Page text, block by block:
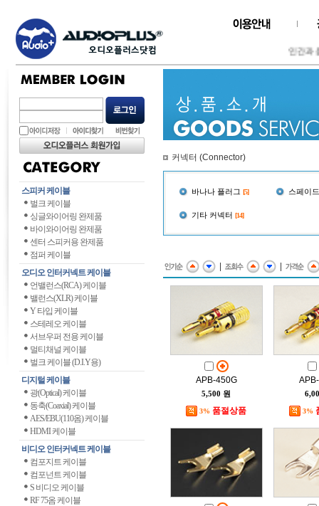
인간과
스피커 케이블
벌크 케이블
싱글와이어링 완제품
바이와이어링 완제품
센터 스피커용 완제품
점퍼 케이블
오디오 인터커넥트 케이블
언밸런스(RCA) 케이블
밸런스(XLR) 케이블
Y 타입 케이블
스테레오 케이블
서브우퍼 전용 케이블
멀티채널 케이블
벌크 케이블 (D.I.Y용)
디지털 케이블
광(Optical) 케이블
동축(Coaxial) 케이블
AES/EBU(110옴) 케이블
HDMI 케이블
비디오 인터커넥트 케이블
컴포지트 케이블
컴포넌트 케이블
S 비디오 케이블
RF 75옴 케이블
커넥터 (Connector)
바나나 플러그 [5] 스페이
기타 커넥터 [14]
| |
APB-450G
5,500 원
3% 품절상품 3%